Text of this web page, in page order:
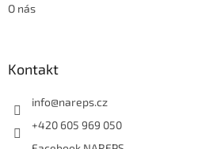
O nás
Kontakt
info@nareps.cz
+420 605 969 050